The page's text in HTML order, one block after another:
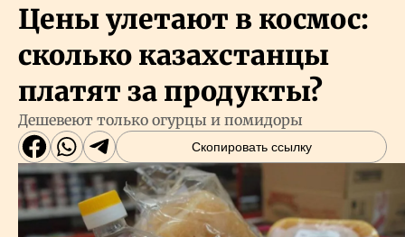
Цены улетают в космос:
сколько казахстанцы
платят за продукты?
Дешевеют только огурцы и помидоры
Скопировать ссылку